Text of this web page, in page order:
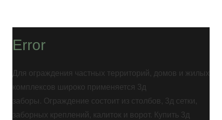
Error
Для ограждения частных территорий, домов и жилых
комплексов широко применяется 3д
заборы. Ограждение состоит из столбов, 3д сетки,
заборных креплений, калиток и ворот. Купить 3д